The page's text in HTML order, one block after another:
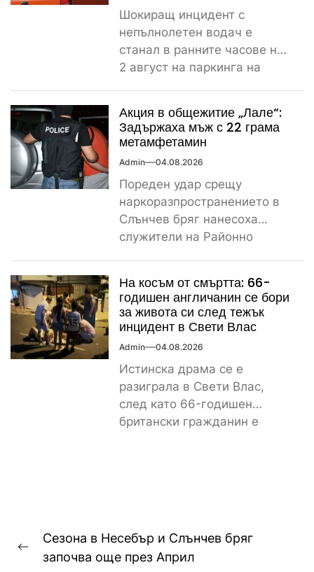
Шокиращ инцидент с
непълнолетен водач е
станал в ранните часове на
2 август на паркинга на
Акция в общежитие „Лале“:
Задържаха мъж с 22 грама
метамфетамин
Admin 04.08.2026
Пореден удар срещу
наркоразпространението в
Слънчев бряг нанесоха
служители на Районно
значително...
На косъм от смъртта: 66-
годишен англичанин се бори
за живота си след тежък
инцидент в Свети Влас
Admin 04.08.2026
Истинска драма се е
разиграла в Свети Влас,
след като 66-годишен
британски гражданин е
Навигация
Previous
Сезона в Несебър и Слънчев бряг
започва още през Април